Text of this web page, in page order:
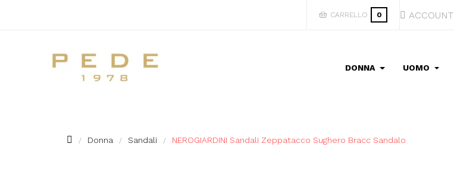
CARRELLO 0 ACCOUNT
DONNA UOMO
Donna Sandali NEROGIARDINI Sandali Zeppatacco Sughero Bracc Sandalo